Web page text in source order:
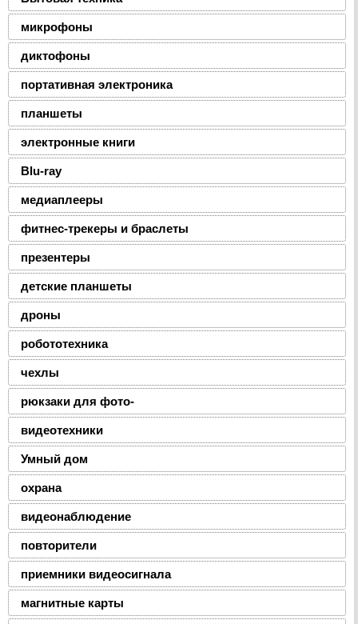
микрофоны
диктофоны
портативная электроника
планшеты
электронные книги
Blu-ray
медиаплееры
фитнес-трекеры и браслеты
презентеры
детские планшеты
дроны
робототехника
чехлы
рюкзаки для фото-
видеотехники
Умный дом
охрана
видеонаблюдение
повторители
приемники видеосигнала
магнитные карты